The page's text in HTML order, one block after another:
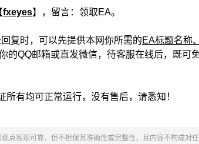
fxeyes】，留言：领取EA。
复时，可以先提供本网你所需的EA标题名称、
的QQ邮箱或直发微信，待客服在线后，既可
有均可正常运行，没有售后，请悉知！
点客观可靠，但不担保其准确性或完整性，且内容不构成对任